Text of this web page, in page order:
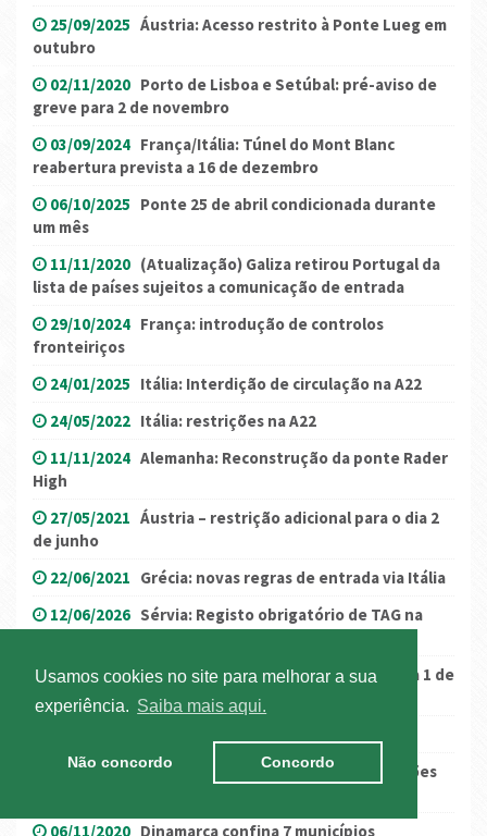
Usamos cookies no site para melhorar a sua
experiência.
Saiba mais aqui.
Não concordo Concordo
25/09/2025 Áustria: Acesso restrito à Ponte Lueg em
outubro
02/11/2020 Porto de Lisboa e Setúbal: pré-aviso de
greve para 2 de novembro
03/09/2024 França/Itália: Túnel do Mont Blanc
reabertura prevista a 16 de dezembro
06/10/2025 Ponte 25 de abril condicionada durante
um mês
11/11/2020 (Atualização) Galiza retirou Portugal da
lista de países sujeitos a comunicação de entrada
29/10/2024 França: introdução de controlos
fronteiriços
24/01/2025 Itália: Interdição de circulação na A22
24/05/2022 Itália: restrições na A22
11/11/2024 Alemanha: Reconstrução da ponte Rader
High
27/05/2021 Áustria – restrição adicional para o dia 2
de junho
22/06/2021 Grécia: novas regras de entrada via Itália
12/06/2026 Sérvia: Registo obrigatório de TAG na
08/10/2025 Eslovénia: Portagens vão aumentar a 1 de
novembro
13/08/2020 Espanha: A-1, AP-1 e N-1 com restrições
06/11/2020 Dinamarca confina 7 municípios